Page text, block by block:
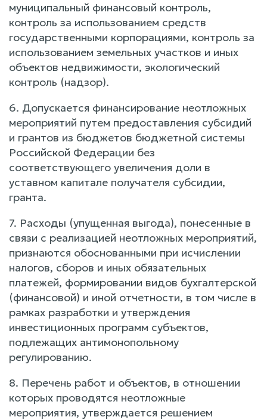
муниципальный финансовый контроль,
контроль за использованием средств
государственными корпорациями, контроль за
использованием земельных участков и иных
объектов недвижимости, экологический
контроль (надзор).
6. Допускается финансирование неотложных
мероприятий путем предоставления субсидий
и грантов из бюджетов бюджетной системы
Российской Федерации без
соответствующего увеличения доли в
уставном капитале получателя субсидии,
гранта.
7. Расходы (упущенная выгода), понесенные в
связи с реализацией неотложных мероприятий,
признаются обоснованными при исчислении
налогов, сборов и иных обязательных
платежей, формировании видов бухгалтерской
(финансовой) и иной отчетности, в том числе в
рамках разработки и утверждения
инвестиционных программ субъектов,
подлежащих антимонопольному
регулированию.
8. Перечень работ и объектов, в отношении
которых проводятся неотложные
мероприятия, утверждается решением